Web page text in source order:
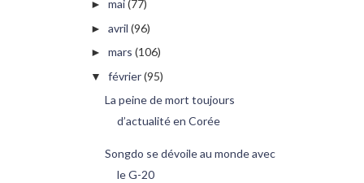
► mai(77)
► avril (96)
► mars (106)
▼ février(95)
La peine de mort toujours
d’actualité en Corée
Songdo se dévoile au monde avec
le G-20